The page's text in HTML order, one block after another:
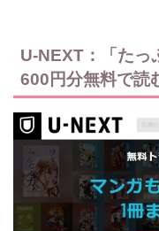
U-NEXT：「たっ
600円分無料で読